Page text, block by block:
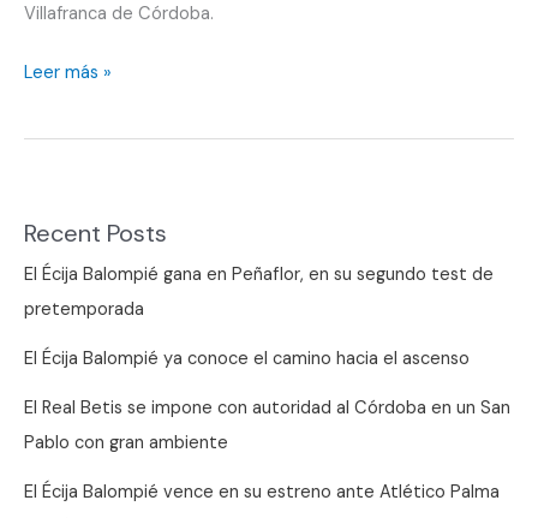
Villafranca de Córdoba.
Los
quieren
Leer más »
Recent Posts
El Écija Balompié gana en Peñaflor, en su segundo test de
pretemporada
El Écija Balompié ya conoce el camino hacia el ascenso
El Real Betis se impone con autoridad al Córdoba en un San
Pablo con gran ambiente
El Écija Balompié vence en su estreno ante Atlético Palma